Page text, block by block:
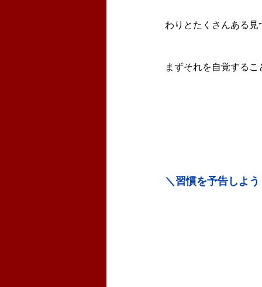
わりとたくさんある
まずそれを自覚する
＼習慣を予告しよ